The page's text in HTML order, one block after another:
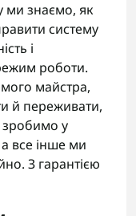
ми знаємо, як
систему
і
роботи.
майстра,
й переживати,
зробимо у
все інше ми
З гарантією